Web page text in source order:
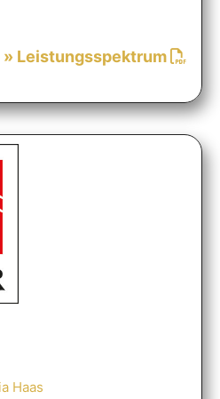
» Leistungsspektrum
Haas